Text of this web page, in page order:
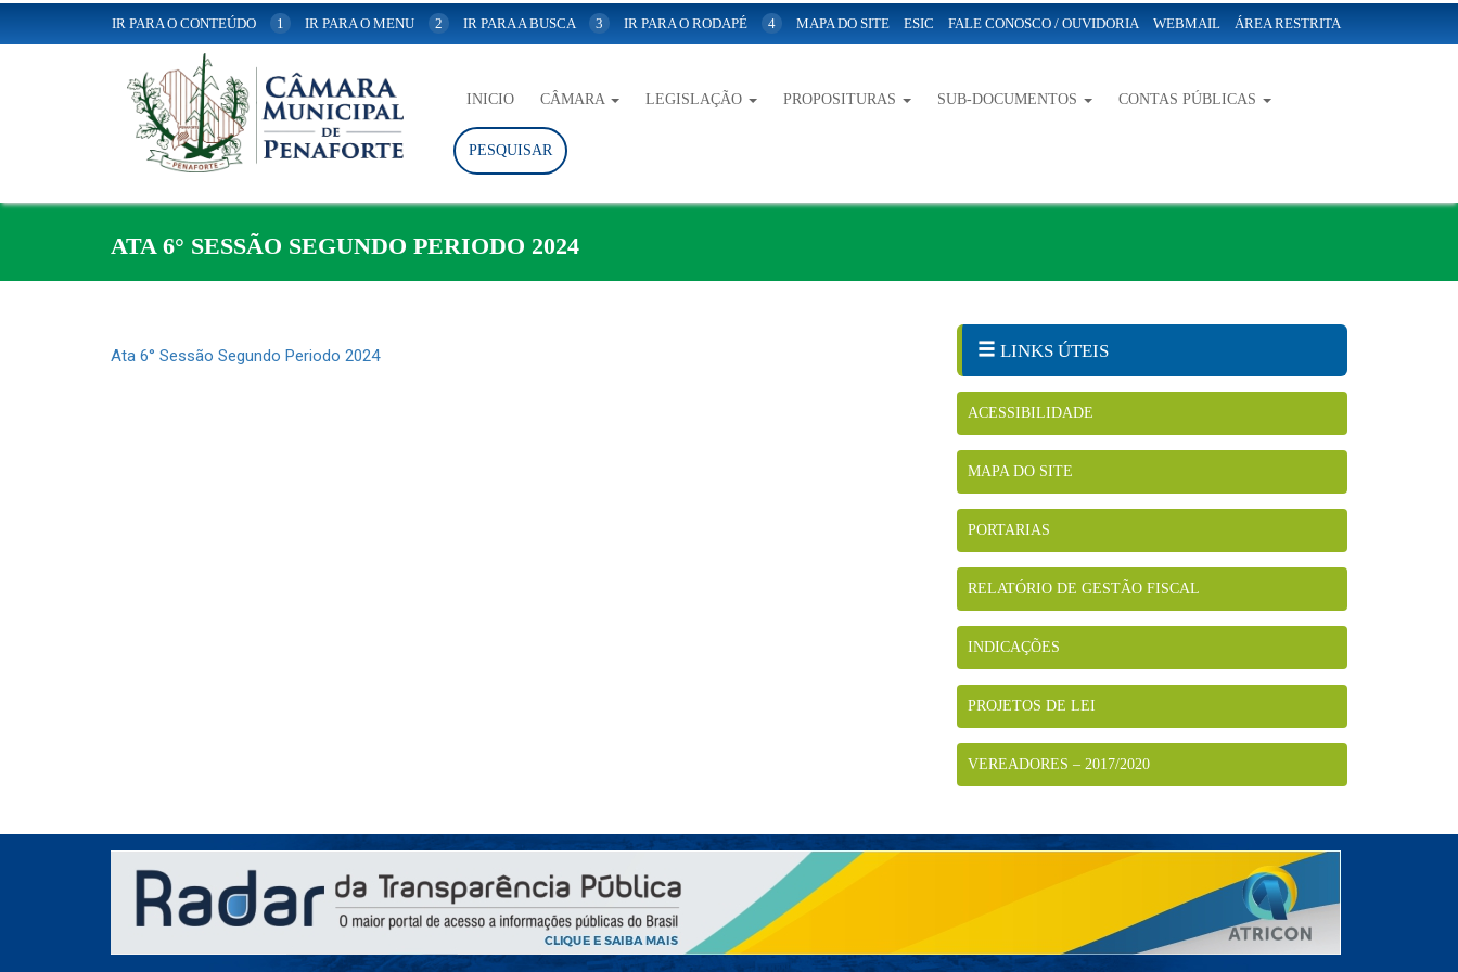
IR PARA O CONTEÚDO 1 IR PARA O MENU 2 IR PARA A BUSCA 3 IR PARA O RODAPÉ 4 MAPA DO SITE ESIC FALE CONOSCO / OUVIDORIA WEBMAIL ÁREA RESTRITA
INICIO CÂMARA LEGISLAÇÃO PROPOSITURAS SUB-DOCUMENTOS CONTAS PÚBLICAS
PESQUISAR
ATA 6° SESSÃO SEGUNDO PERIODO 2024
Ata 6° Sessão Segundo Periodo 2024 LINKS ÚTEIS
ACESSIBILIDADE
MAPA DO SITE
PORTARIAS
RELATÓRIO DE GESTÃO FISCAL
INDICAÇÕES
PROJETOS DE LEI
VEREADORES – 2017/2020